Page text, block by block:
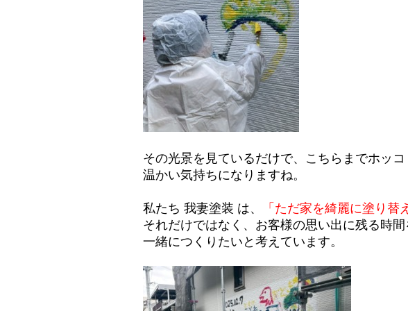
その光景を見ているだけで、こちらまでホッコ
温かい気持ちになりますね。
私たち 我妻塗装 は、
「ただ家を綺麗に塗り替
それだけではなく、お客様の思い出に残る時間
一緒につくりたいと考えています。